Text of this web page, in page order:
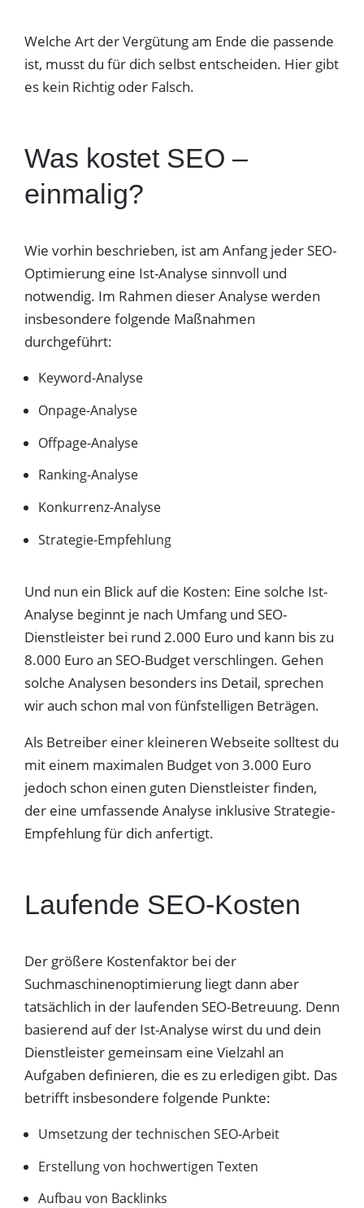
Welche Art der Vergütung am Ende die passende
ist, musst du für dich selbst entscheiden. Hier gibt
es kein Richtig oder Falsch.
Was kostet SEO –
einmalig?
Wie vorhin beschrieben, ist am Anfang jeder SEO-
Optimierung eine Ist-Analyse sinnvoll und
notwendig. Im Rahmen dieser Analyse werden
insbesondere folgende Maßnahmen
durchgeführt:
Keyword-Analyse
Onpage-Analyse
Offpage-Analyse
Ranking-Analyse
Konkurrenz-Analyse
Strategie-Empfehlung
Und nun ein Blick auf die Kosten: Eine solche Ist-
Analyse beginnt je nach Umfang und SEO-
Dienstleister bei rund 2.000 Euro und kann bis zu
8.000 Euro an SEO-Budget verschlingen. Gehen
solche Analysen besonders ins Detail, sprechen
wir auch schon mal von fünfstelligen Beträgen.
Als Betreiber einer kleineren Webseite solltest du
mit einem maximalen Budget von 3.000 Euro
jedoch schon einen guten Dienstleister finden,
der eine umfassende Analyse inklusive Strategie-
Empfehlung für dich anfertigt.
Laufende SEO-Kosten
Der größere Kostenfaktor bei der
Suchmaschinenoptimierung liegt dann aber
tatsächlich in der laufenden SEO-Betreuung. Denn
basierend auf der Ist-Analyse wirst du und dein
Dienstleister gemeinsam eine Vielzahl an
Aufgaben definieren, die es zu erledigen gibt. Das
betrifft insbesondere folgende Punkte:
Umsetzung der technischen SEO-Arbeit
Erstellung von hochwertigen Texten
Aufbau von Backlinks